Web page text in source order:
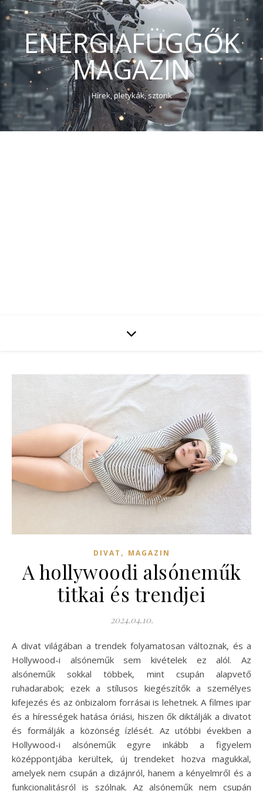
ENERGIAFÜGGŐK
MAGAZIN
Hírek, pletykák, sztorik
DIVAT , MAGAZIN
A hollywoodi alsóneműk
titkai és trendjei
2024.04.10.
A divat világában a trendek folyamatosan változnak, és a
Hollywood-i alsóneműk sem kivételek ez alól. Az
alsóneműk sokkal többek, mint csupán alapvető
ruhadarabok; ezek a stílusos kiegészítők a személyes
kifejezés és az önbizalom forrásai is lehetnek. A filmes ipar
és a hírességek hatása óriási, hiszen ők diktálják a divatot
és formálják a közönség ízlését. Az utóbbi években a
Hollywood-i alsóneműk egyre inkább a figyelem
középpontjába kerültek, új trendeket hozva magukkal,
amelyek nem csupán a dizájnról, hanem a kényelmről és a
funkcionalitásról is szólnak. Az alsóneműk nem csupán